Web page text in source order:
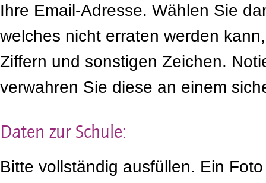
Ihre Email-Adresse. Wählen Sie
welches nicht erraten werden
Ziffern und sonstigen Zeichen.
verwahren Sie diese an einem
Daten zur Schule:
Bitte vollständig ausfüllen. Ein